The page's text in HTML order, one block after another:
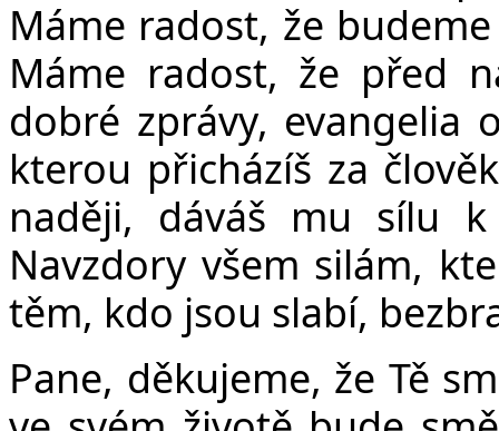
Máme radost, že
Máme radost, že před
dobré zprávy, evangelia
kterou přicházíš za
naději, dáváš mu sílu
Navzdory všem silám,
těm, kdo jsou slabí,
Pane, děkujeme, že Tě